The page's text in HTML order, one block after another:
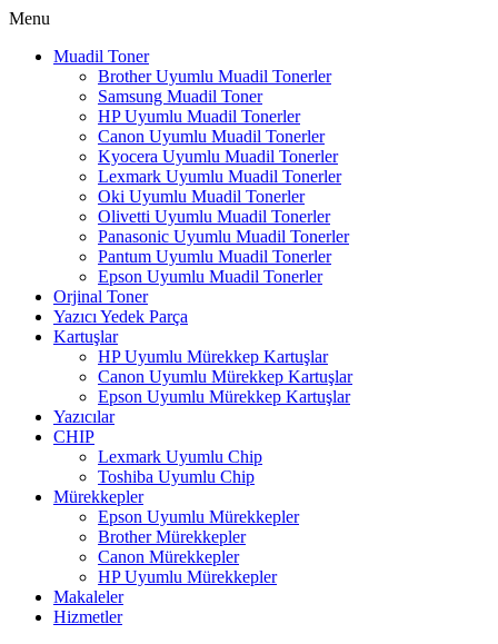
Menu
Muadil Toner
Brother Uyumlu Muadil Tonerler
Samsung Muadil Toner
HP Uyumlu Muadil Tonerler
Canon Uyumlu Muadil Tonerler
Kyocera Uyumlu Muadil Tonerler
Lexmark Uyumlu Muadil Tonerler
Oki Uyumlu Muadil Tonerler
Olivetti Uyumlu Muadil Tonerler
Panasonic Uyumlu Muadil Tonerler
Pantum Uyumlu Muadil Tonerler
Epson Uyumlu Muadil Tonerler
Orjinal Toner
Yazıcı Yedek Parça
Kartuşlar
HP Uyumlu Mürekkep Kartuşlar
Canon Uyumlu Mürekkep Kartuşlar
Epson Uyumlu Mürekkep Kartuşlar
Yazıcılar
CHIP
Lexmark Uyumlu Chip
Toshiba Uyumlu Chip
Mürekkepler
Epson Uyumlu Mürekkepler
Brother Mürekkepler
Canon Mürekkepler
HP Uyumlu Mürekkepler
Makaleler
Hizmetler